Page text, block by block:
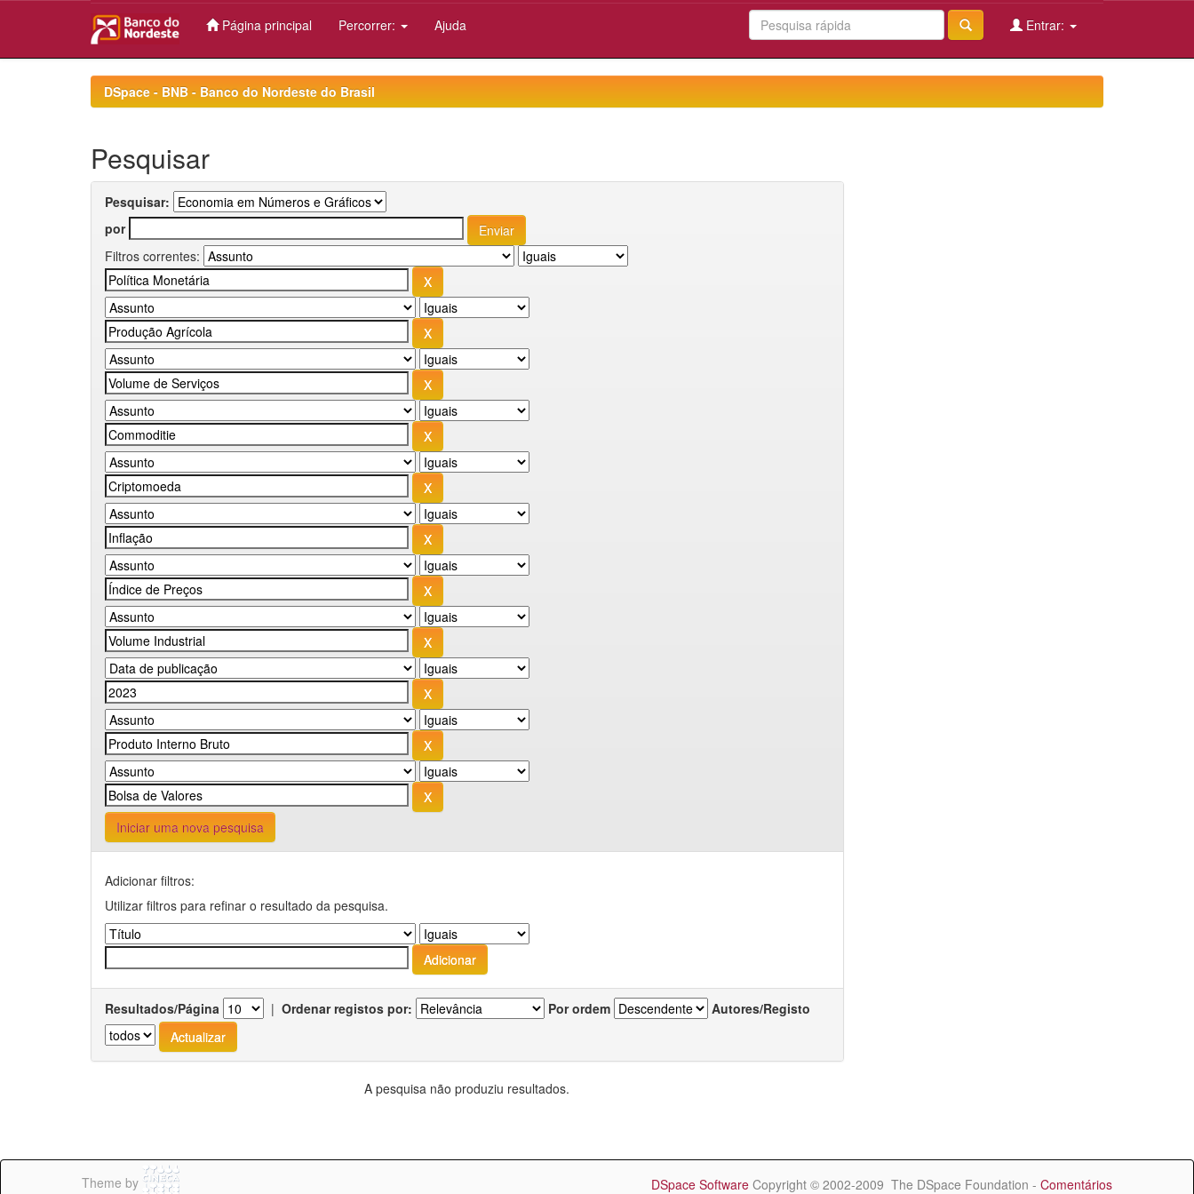
Página principal Percorrer: Ajuda Entrar:
DSpace - BNB - Banco do Nordeste do Brasil
Pesquisar
Pesquisar:
por
Filtros correntes:
Iniciar uma nova pesquisa
Adicionar filtros:
Utilizar filtros para refinar o resultado da pesquisa.
Resultados/Página | Ordenar registos por: Por ordem Autores/Registo
A pesquisa não produziu resultados.
Theme by DSpace Software Copyright © 2002-2009 The DSpace Foundation - Comentários